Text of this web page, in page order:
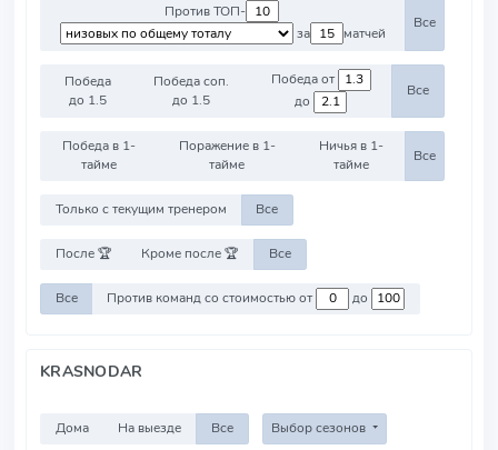
Против ТОП-
за
матчей
Все
Победа
до 1.5
Победа соп.
до 1.5
Победа от
до
Все
Победа в 1-
тайме
Поражение в 1-
тайме
Ничья в 1-
тайме
Все
Только с текущим тренером Все
После 🏆 Кроме после 🏆 Все
Все Против команд со стоимостью от до
KRASNODAR
Дома На выезде Все Выбор сезонов